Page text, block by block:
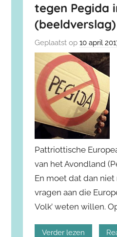
tegen Pegida
(beeldverslag)
Geplaatst op10 april
Pattriottische
van het Avondland
En moet dat dan
vragen aan die
Volk’ weten willen.
Verder lezen